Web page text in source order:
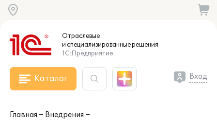
Отраслевые
и специализированныерешения
1С:Предприятие
Каталог Вход
Главная
Внедрения